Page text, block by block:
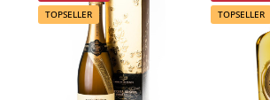
TOPSELLER
TOPSELLER